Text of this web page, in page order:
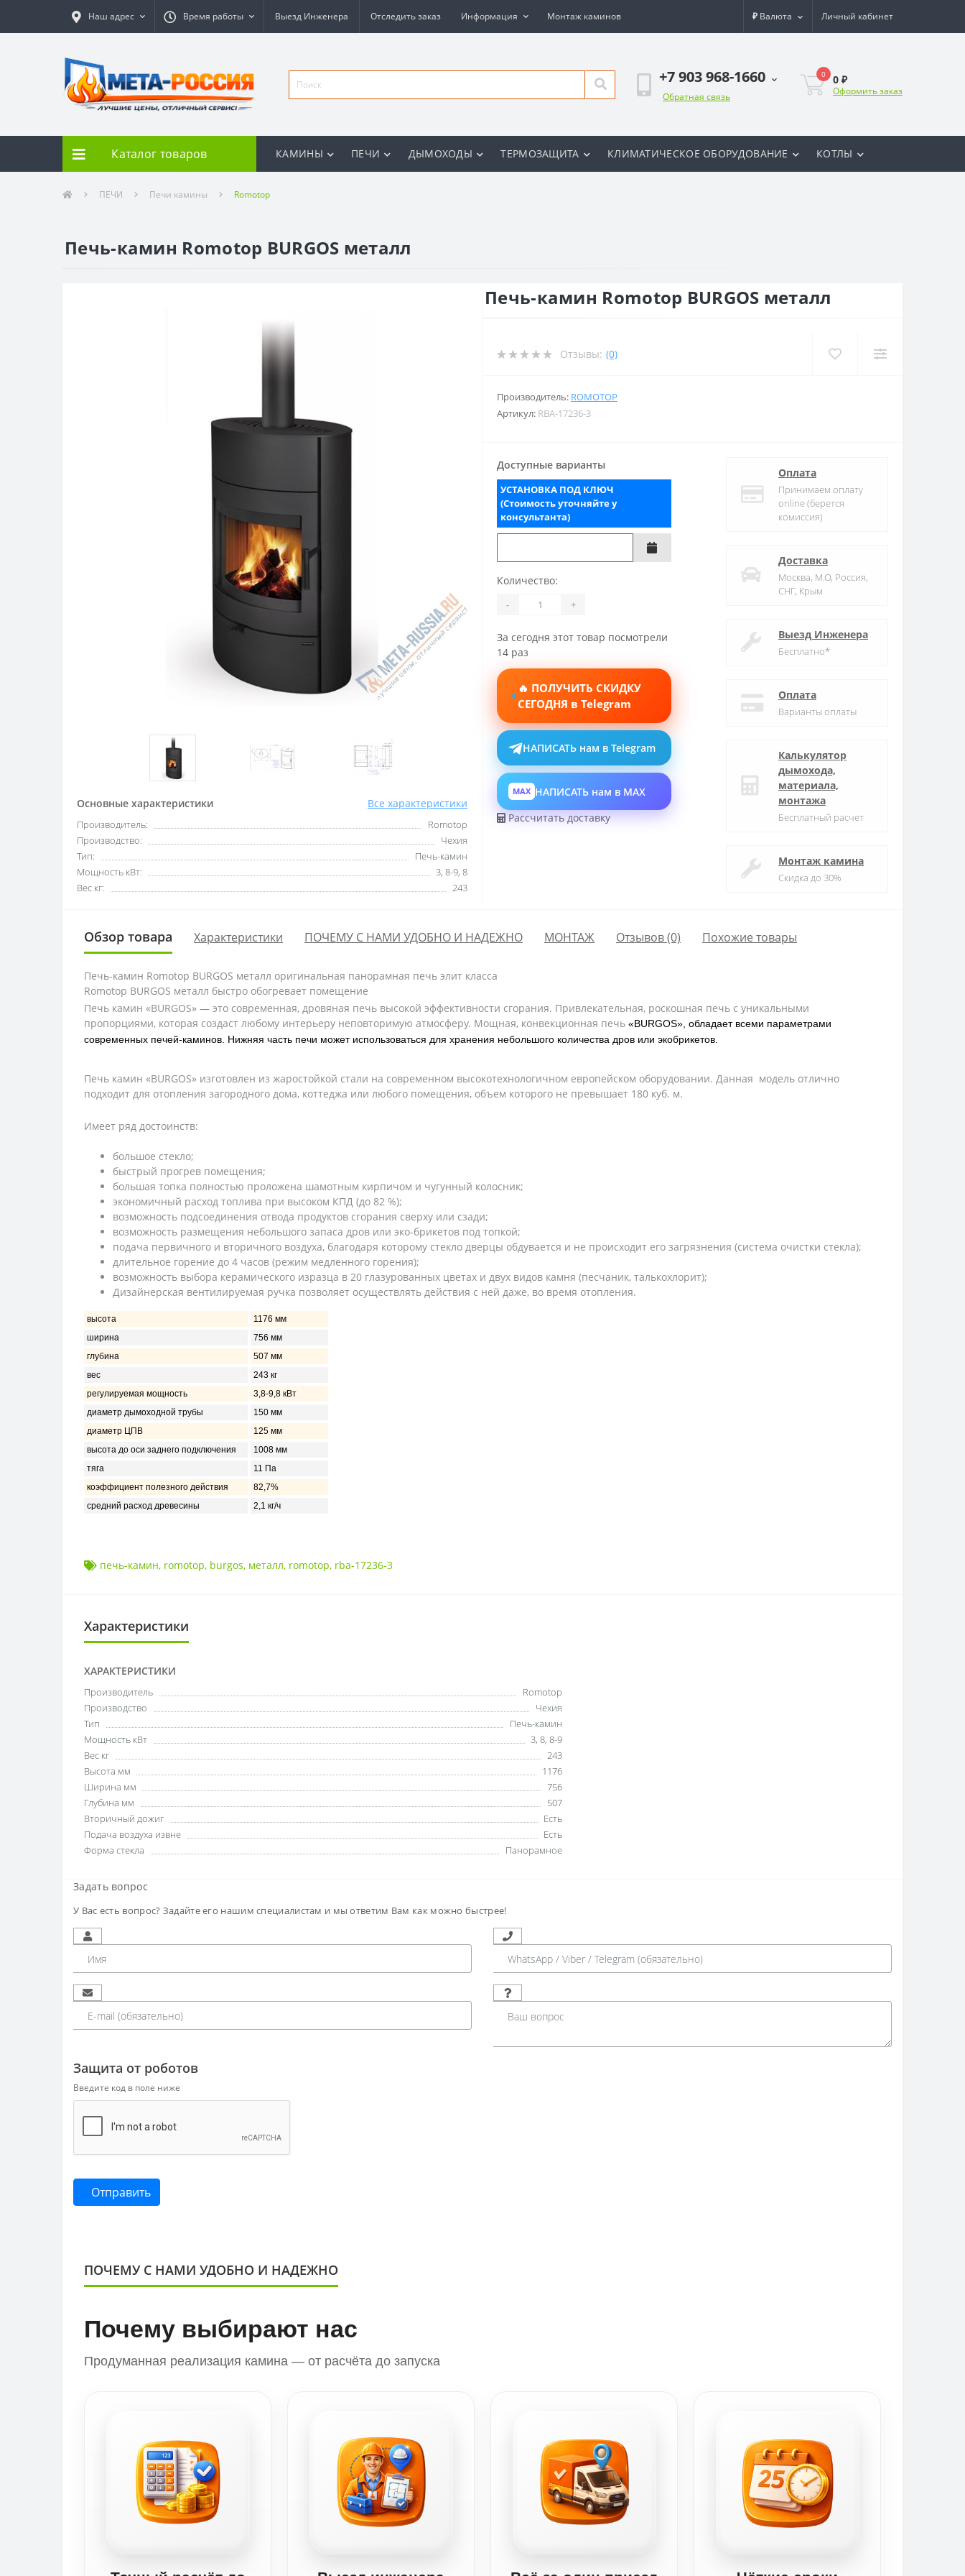
Наш адрес Время работы Выезд Инженера Отследить заказ Информация Монтаж каминов ₽ Валюта Личный кабинет
+7 903 968-1660
Обратная связь
0 0 ₽
Оформить заказ
Каталог товаров КАМИНЫ ПЕЧИ ДЫМОХОДЫ ТЕРМОЗАЩИТА КЛИМАТИЧЕСКОЕ ОБОРУДОВАНИЕ КОТЛЫ
ПЕЧИ Печи камины Romotop
Печь-камин Romotop BURGOS металл
Основные характеристики Все характеристики
Производитель:
Romotop
Производство:
Чехия
Тип:
Печь-камин
Мощность кВт:
3, 8-9, 8
Вес кг:
243
Печь-камин Romotop BURGOS металл
Отзывы: (0)
Производитель: ROMOTOP
Артикул: RBA-17236-3
Доступные варианты
УСТАНОВКА ПОД КЛЮЧ
(Стоимость уточняйте у
консультанта)
Количество:
- +
За сегодня этот товар посмотрели
14 раз
🔥 ПОЛУЧИТЬ СКИДКУ
СЕГОДНЯ в Telegram
НАПИСАТЬ нам в Telegram
MAX НАПИСАТЬ нам в MAX
Рассчитать доставку
Оплата
Принимаем оплату
online (берется
комиссия)
Доставка
Москва, М.О, Россия,
СНГ, Крым
Выезд Инженера
Бесплатно*
Оплата
Варианты оплаты
Калькулятор
дымохода,
материала,
монтажа
Бесплатный расчет
Монтаж камина
Скидка до 30%
Обзор товара Характеристики ПОЧЕМУ С НАМИ УДОБНО И НАДЕЖНО МОНТАЖ Отзывов (0) Похожие товары
Печь-камин Romotop BURGOS металл оригинальная панорамная печь элит класса
Romotop BURGOS металл быстро обогревает помещение
Печь камин «BURGOS» — это современная, дровяная печь высокой эффективности сгорания. Привлекательная, роскошная печь с уникальными
пропорциями, которая создаст любому интерьеру неповторимую атмосферу. Мощная, конвекционная печь «BURGOS», обладает всеми параметрами
современных печей-каминов. Нижняя часть печи может использоваться для хранения небольшого количества дров или экобрикетов.
Печь камин «BURGOS» изготовлен из жаростойкой стали на современном высокотехнологичном европейском оборудовании. Данная модель отлично
подходит для отопления загородного дома, коттеджа или любого помещения, объем которого не превышает 180 куб. м.
Имеет ряд достоинств:
большое стекло;
быстрый прогрев помещения;
большая топка полностью проложена шамотным кирпичом и чугунный колосник;
экономичный расход топлива при высоком КПД (до 82 %);
возможность подсоединения отвода продуктов сгорания сверху или сзади;
возможность размещения небольшого запаса дров или эко-брикетов под топкой;
подача первичного и вторичного воздуха, благодаря которому стекло дверцы обдувается и не происходит его загрязнения (система очистки стекла);
длительное горение до 4 часов (режим медленного горения);
возможность выбора керамического изразца в 20 глазурованных цветах и двух видов камня (песчаник, талькохлорит);
Дизайнерская вентилируемая ручка позволяет осуществлять действия с ней даже, во время отопления.
высота
1176 мм
ширина
756 мм
глубина
507 мм
вес
243 кг
регулируемая мощность
3,8-9,8 кВт
диаметр дымоходной трубы
150 мм
диаметр ЦПВ
125 мм
высота до оси заднего подключения
1008 мм
тяга
11 Па
коэффициент полезного действия
82,7%
средний расход древесины
2,1 кг/ч
печь-камин, romotop, burgos, металл, romotop, rba-17236-3
Характеристики
ХАРАКТЕРИСТИКИ
Производитель
Romotop
Производство
Чехия
Тип
Печь-камин
Мощность кВт
3, 8, 8-9
Вес кг
243
Высота мм
1176
Ширина мм
756
Глубина мм
507
Вторичный дожиг
Есть
Подача воздуха извне
Есть
Форма стекла
Панорамное
Задать вопрос
У Вас есть вопрос? Задайте его нашим специалистам и мы ответим Вам как можно быстрее!
Защита от роботов
Введите код в поле ниже
Отправить
ПОЧЕМУ С НАМИ УДОБНО И НАДЕЖНО
Почему выбирают нас
Продуманная реализация камина — от расчёта до запуска